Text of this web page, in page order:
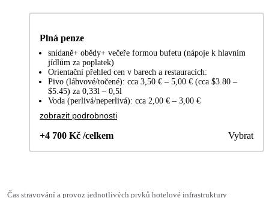
Plná penze
snídaně+ obědy+ večeře formou bufetu (nápoje k hlavním
jídlům za poplatek)
Orientační přehled cen v barech a restauracích:
Pivo (láhvové/točené): cca 3,50 € – 5,00 € (cca $3.80 –
$5.45) za 0,33l – 0,5l
Voda (perlivá/neperlivá): cca 2,00 € – 3,00 €
zobrazit podrobnosti
+4 700 Kč /celkem Vybrat
Čas stravování a provoz jednotlivých prvků hotelové infrastruktury